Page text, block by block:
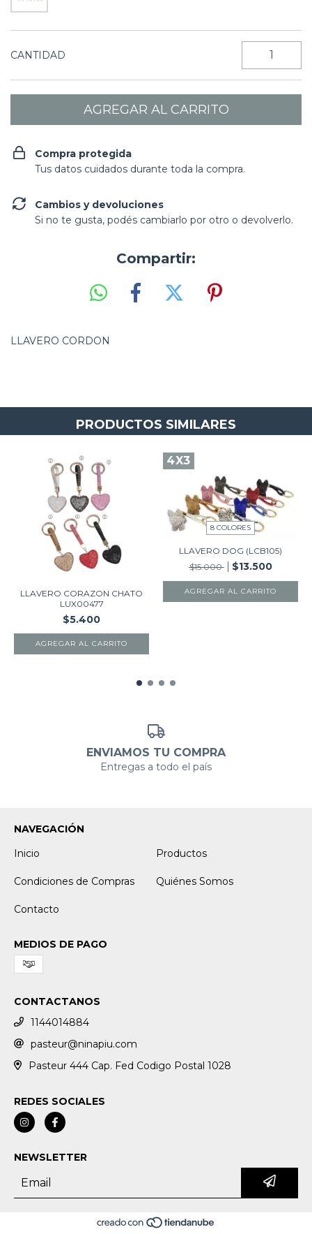
CANTIDAD
Compra protegida
Tus datos cuidados durante toda la compra.
Cambios y devoluciones
Si no te gusta, podés cambiarlo por otro o devolverlo.
Compartir:
LLAVERO CORDON
PRODUCTOS SIMILARES
LLAVERO CORAZON CHATO
LUX00477
$5.400
AGREGAR AL CARRITO
4X3
8 COLORES
LLAVERO DOG (LCB105)
$15.000
$13.500
AGREGAR AL CARRITO
ENVIAMOS TU COMPRA
Entregas a todo el país
NAVEGACIÓN
Inicio
Productos
Condiciones de Compras Quiénes Somos
Contacto
MEDIOS DE PAGO
CONTACTANOS
1144014884
pasteur@ninapiu.com
Pasteur 444 Cap. Fed Codigo Postal 1028
REDES SOCIALES
NEWSLETTER